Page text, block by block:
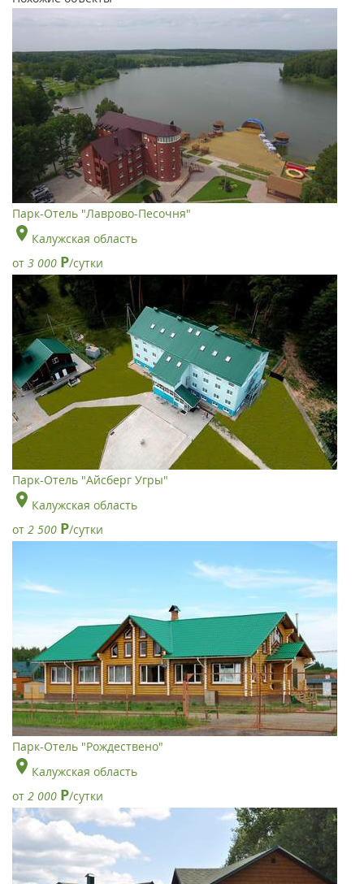
Парк-Отель "Лаврово-Песочня"
Калужская область
от 3 000 Р/сутки
Парк-Отель "Айсберг Угры"
Калужская область
от 2 500 Р/сутки
Парк-Отель "Рождествено"
Калужская область
от 2 000 Р/сутки